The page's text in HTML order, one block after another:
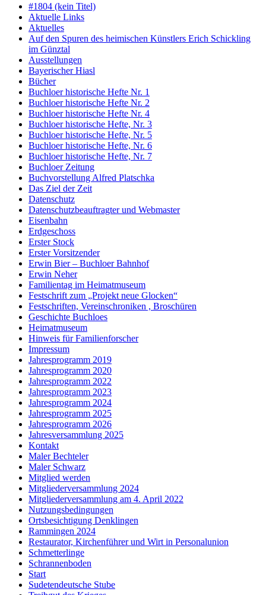
#1804 (kein Titel)
Aktuelle Links
Aktuelles
Auf den Spuren des heimischen Künstlers Erich Schickling
im Günztal
Ausstellungen
Bayerischer Hiasl
Bücher
Buchloer historische Hefte Nr. 1
Buchloer historische Hefte Nr. 2
Buchloer historische Hefte Nr. 4
Buchloer historische Hefte, Nr. 3
Buchloer historische Hefte, Nr. 5
Buchloer historische Hefte, Nr. 6
Buchloer historische Hefte, Nr. 7
Buchloer Zeitung
Buchvorstellung Alfred Platschka
Das Ziel der Zeit
Datenschutz
Datenschutzbeauftragter und Webmaster
Eisenbahn
Erdgeschoss
Erster Stock
Erster Vorsitzender
Erwin Bier – Buchloer Bahnhof
Erwin Neher
Familientag im Heimatmuseum
Festschrift zum „Projekt neue Glocken“
Festschriften, Vereinschroniken , Broschüren
Geschichte Buchloes
Heimatmuseum
Hinweis für Familienforscher
Impressum
Jahresprogramm 2019
Jahresprogramm 2020
Jahresprogramm 2022
Jahresprogramm 2023
Jahresprogramm 2024
Jahresprogramm 2025
Jahresprogramm 2026
Jahresversammlung 2025
Kontakt
Maler Bechteler
Maler Schwarz
Mitglied werden
Mitgliederversammlung 2024
Mitgliederversammlung am 4. April 2022
Nutzungsbedingungen
Ortsbesichtigung Denklingen
Rammingen 2024
Restaurator, Kirchenführer und Wirt in Personalunion
Schmetterlinge
Schrannenboden
Start
Sudetendeutsche Stube